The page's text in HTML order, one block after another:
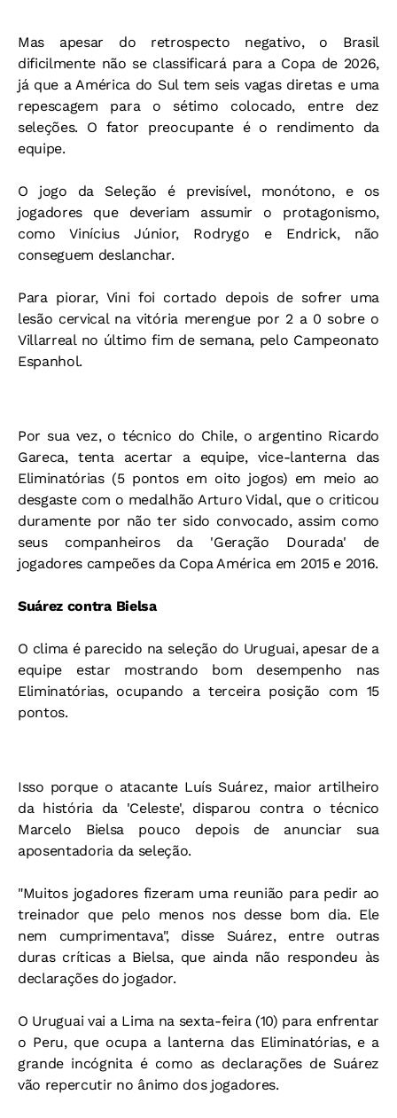
Mas apesar do retrospecto negativo, o Brasil
dificilmente não se classificará para a Copa de 2026,
já que a América do Sul tem seis vagas diretas e uma
repescagem para o sétimo colocado, entre dez
seleções. O fator preocupante é o rendimento da
equipe.
O jogo da Seleção é previsível, monótono, e os
jogadores que deveriam assumir o protagonismo,
como Vinícius Júnior, Rodrygo e Endrick, não
conseguem deslanchar.
Para piorar, Vini foi cortado depois de sofrer uma
lesão cervical na vitória merengue por 2 a 0 sobre o
Villarreal no último fim de semana, pelo Campeonato
Espanhol.
Por sua vez, o técnico do Chile, o argentino Ricardo
Gareca, tenta acertar a equipe, vice-lanterna das
Eliminatórias (5 pontos em oito jogos) em meio ao
desgaste com o medalhão Arturo Vidal, que o criticou
duramente por não ter sido convocado, assim como
seus companheiros da 'Geração Dourada' de
jogadores campeões da Copa América em 2015 e 2016.
Suárez contra Bielsa
O clima é parecido na seleção do Uruguai, apesar de a
equipe estar mostrando bom desempenho nas
Eliminatórias, ocupando a terceira posição com 15
pontos.
Isso porque o atacante Luís Suárez, maior artilheiro
da história da 'Celeste', disparou contra o técnico
Marcelo Bielsa pouco depois de anunciar sua
aposentadoria da seleção.
"Muitos jogadores fizeram uma reunião para pedir ao
treinador que pelo menos nos desse bom dia. Ele
nem cumprimentava", disse Suárez, entre outras
duras críticas a Bielsa, que ainda não respondeu às
declarações do jogador.
O Uruguai vai a Lima na sexta-feira (10) para enfrentar
o Peru, que ocupa a lanterna das Eliminatórias, e a
grande incógnita é como as declarações de Suárez
vão repercutir no ânimo dos jogadores.